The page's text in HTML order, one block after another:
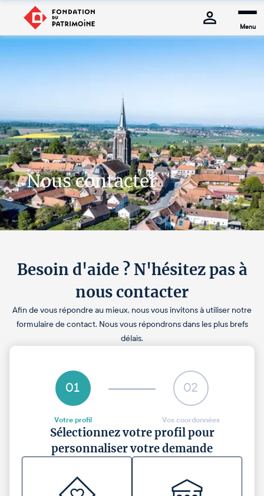
Menu
Nous contacter
Besoin d'aide ? N'hésitez pas à
nous contacter
Afin de vous répondre au mieux, nous vous invitons à utiliser notre
formulaire de contact. Nous vous répondrons dans les plus brefs
délais.
01
Votre profil
02
Vos coordonnées
Sélectionnez votre profil pour
personnaliser votre demande